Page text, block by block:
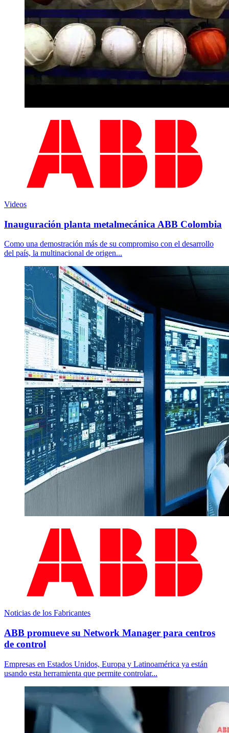
Videos
Inauguración planta metalmecánica ABB Colombia
Como una demostración más de su compromiso con el desarrollo
del país, la multinacional de origen...
Noticias de los Fabricantes
ABB promueve su Network Manager para centros
de control
Empresas en Estados Unidos, Europa y Latinoamérica ya están
usando esta herramienta que permite controlar...